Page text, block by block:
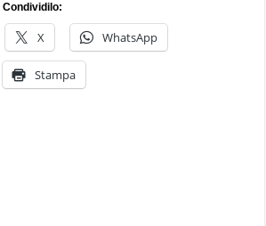
X WhatsApp
Stampa